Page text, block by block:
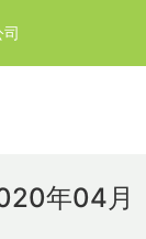
年04月